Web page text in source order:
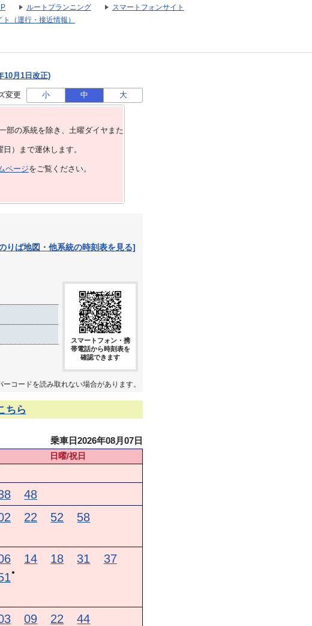
ルートプランニング
スマートフォンサイト
（運行・接近情報）
10月1日改正)
変更 小 中 大
部の系統を除き、⼟曜ダイヤまた
）まで運休します。
ページをご覧ください。
りば地図・他系統の時刻表を見る]
スマートフォン・携
帯電話から時刻表を
確認できます
コードを読み取れない場合があります。
ちら
乗車日2026年08月07日
日曜/祝日
48
22 52 58
14 18 31
37
●
09 22 44